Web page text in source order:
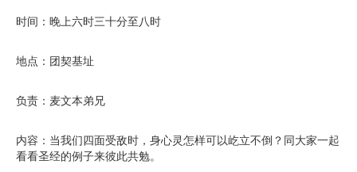
时间：晚上六时三十分至八时
地点：团契基址
负责：麦文本弟兄
内容：当我们四面受敌时，身心灵怎样可以屹立不倒？同大家一起
看看圣经的例子来彼此共勉。